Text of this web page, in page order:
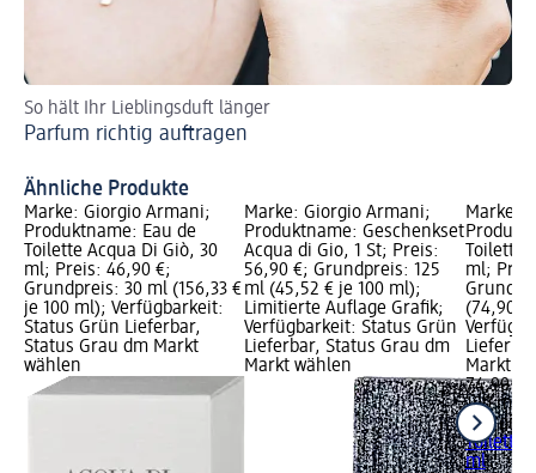
So hält Ihr Lieblingsduft länger
Parfum richtig auftragen
Ähnliche Produkte
Marke: Giorgio Armani;
Produktname: Eau de
Toilette Acqua Di Giò, 30
ml; Preis: 46,90 €;
Grundpreis: 30 ml (156,33 €
je 100 ml); Verfügbarkeit:
Status Grün Lieferbar,
Status Grau dm Markt
wählen
Marke: Giorgio Armani;
Produktname: Geschenkset
Acqua di Gio, 1 St; Preis:
56,90 €; Grundpreis: 125
ml (45,52 € je 100 ml);
Limitierte Auflage Grafik;
Verfügbarkeit: Status Grün
Lieferbar, Status Grau dm
Markt wählen
Marke:
Toilette
ml;
(74,90 €
Markt
74,90 €
100 ml
Giorgio
Toilette
ml